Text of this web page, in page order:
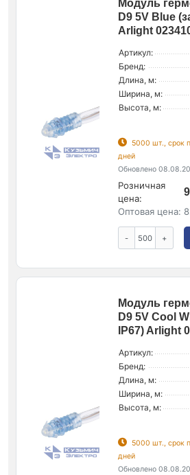
Модуль
D9 5V Blue
Arlight
Артикул:
Бренд:
Длина, м:
Ширина, м:
Высота, м:
5000 шт., срок
дней
Обновлено
Розничная
цена:
Оптовая цена:
- +
Модуль
D9 5V Cool
IP67) Arlight
Артикул:
Бренд:
Длина, м:
Ширина, м:
Высота, м:
5000 шт., срок
дней
Обновлено